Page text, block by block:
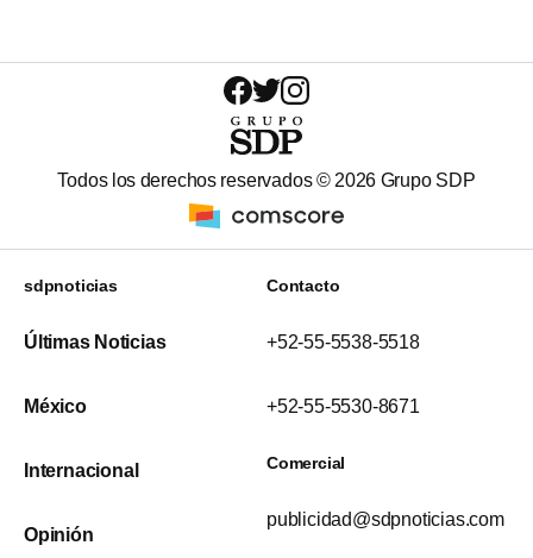
Todos los derechos reservados © 2026 Grupo SDP
sdpnoticias
Últimas Noticias
México
Internacional
Opinión
Contacto
+52-55-5538-5518
+52-55-5530-8671
Comercial
publicidad@sdpnoticias.com